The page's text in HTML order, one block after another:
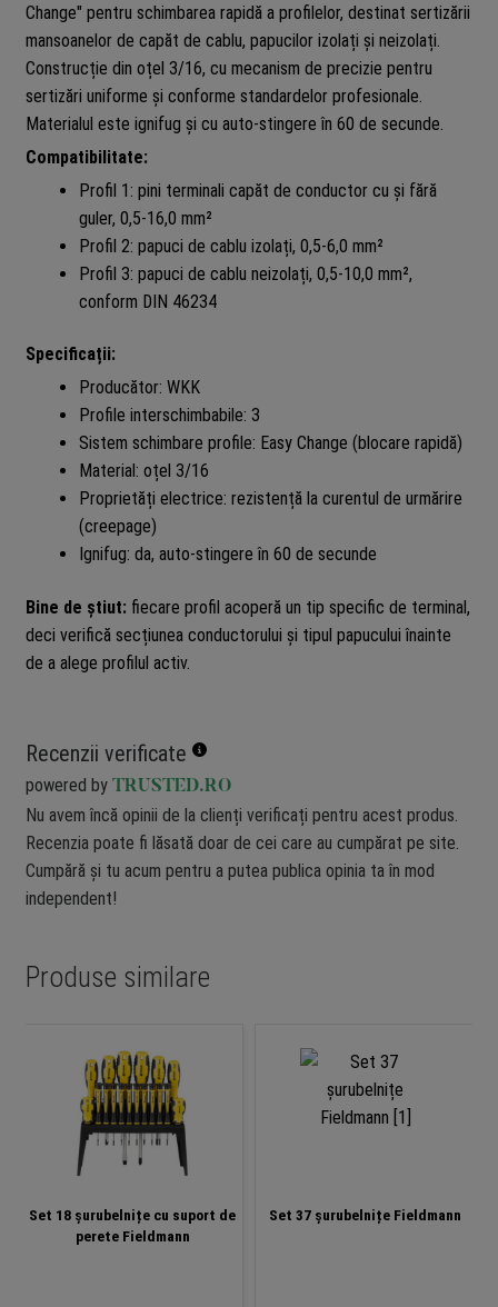
Change" pentru schimbarea rapidă a profilelor, destinat sertizării
mansoanelor de capăt de cablu, papucilor izolați și neizolați.
Construcție din oțel 3/16, cu mecanism de precizie pentru
sertizări uniforme și conforme standardelor profesionale.
Materialul este ignifug și cu auto-stingere în 60 de secunde.
Compatibilitate:
Profil 1: pini terminali capăt de conductor cu și fără
guler, 0,5-16,0 mm²
Profil 2: papuci de cablu izolați, 0,5-6,0 mm²
Profil 3: papuci de cablu neizolați, 0,5-10,0 mm²,
conform DIN 46234
Specificații:
Producător: WKK
Profile interschimbabile: 3
Sistem schimbare profile: Easy Change (blocare rapidă)
Material: oțel 3/16
Proprietăți electrice: rezistență la curentul de urmărire
(creepage)
Ignifug: da, auto-stingere în 60 de secunde
Bine de știut:fiecare profil acoperă un tip specific de terminal,
deci verifică secțiunea conductorului și tipul papucului înainte
de a alege profilul activ.
Recenzii verificate
powered by TRUSTED.RO
Nu avem încă opinii de la clienți verificați pentru acest produs.
Recenzia poate fi lăsată doar de cei care au cumpărat pe site.
Cumpără și tu acum pentru a putea publica opinia ta în mod
independent!
Produse similare
Set 18 șurubelnițe cu suport de
perete Fieldmann
Set 37 șurubelnițe Fieldmann